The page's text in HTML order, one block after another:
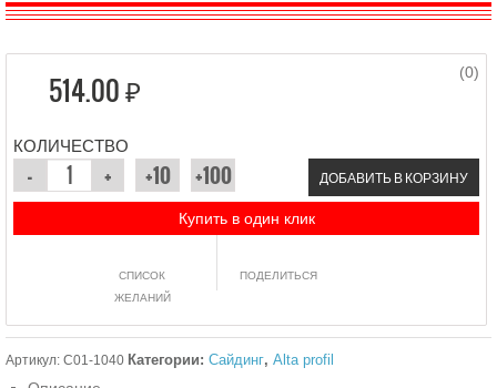
(0)
514.00 ₽
КОЛИЧЕСТВО
ДОБАВИТЬ В КОРЗИНУ
Купить в один клик
СПИСОК
ЖЕЛАНИЙ
ПОДЕЛИТЬСЯ
Артикул: C01-1040 Категории: Сайдинг, Alta profil